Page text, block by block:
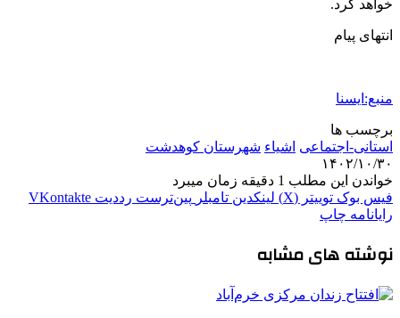
خواهد کرد.
انتهای پیام
منبع:ایسنا
برچسب ها
استانی-اجتماعی اشیاء شهرستان کوهدشت
۱۴۰۲/۱۰/۳۰
خواندن این مطلب 1 دقیقه زمان میبرد
فیس بوک توییتر (X) لینکدین ‫تامبلر ‫پین‌ترست ‫رددیت ‫VKontakte
رایانامه چاپ
نوشته های مشابه